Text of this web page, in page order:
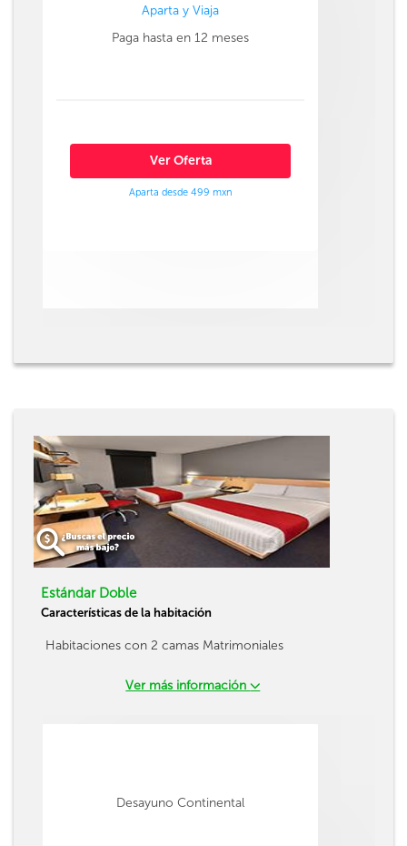
Aparta y Viaja
Paga hasta en 12 meses
Ver Oferta
Aparta desde 499 mxn
Estándar Doble
Características de la habitación
Habitaciones con 2 camas Matrimoniales
Ver más información
Desayuno Continental